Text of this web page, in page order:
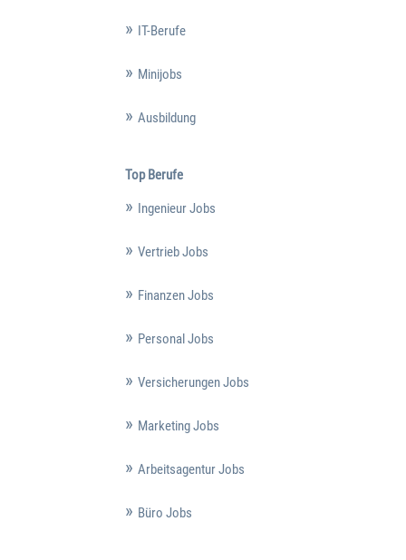
IT-Berufe
Minijobs
Ausbildung
Top Berufe
Ingenieur Jobs
Vertrieb Jobs
Finanzen Jobs
Personal Jobs
Versicherungen Jobs
Marketing Jobs
Arbeitsagentur Jobs
Büro Jobs